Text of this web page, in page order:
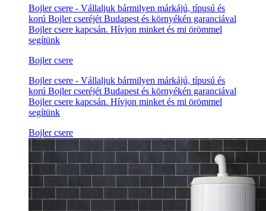
Bojler csere - Vállaljuk bármilyen márkájú, típusú és
korú Bojler cseréjét Budapest és környékén garanciával
Bojler csere kapcsán. Hívjon minket és mi örömmel
segítünk
Bojler csere
Bojler csere - Vállaljuk bármilyen márkájú, típusú és
korú Bojler cseréjét Budapest és környékén garanciával
Bojler csere kapcsán. Hívjon minket és mi örömmel
segítünk
Bojler csere